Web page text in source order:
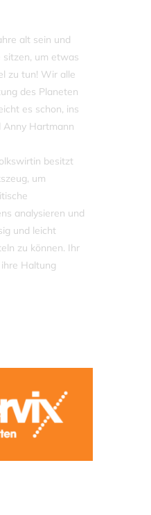
alt sein und
um etwas
zu tun! Wir alle
des Planeten
es schon, ins
Anny Hartmann
besitzt
um
analysieren und
und leicht
zu können. Ihr
Haltung